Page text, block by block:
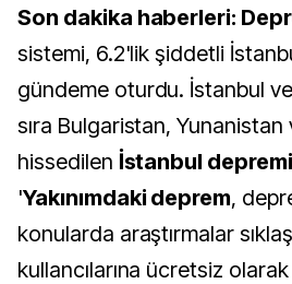
Son dakika haberleri:
sistemi, 6.2'lik şiddetli
gündeme oturdu. İstanbul
sıra Bulgaristan,
hissedilen İstanbul depremi
'Yakınımdaki deprem,
konularda araştırmalar
kullancılarına ücretsiz